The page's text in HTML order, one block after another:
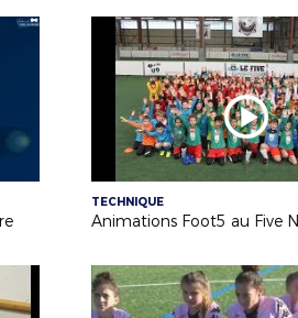
TECHNIQUE